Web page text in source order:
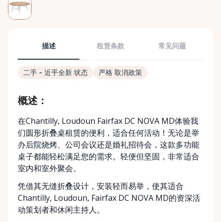
描述 租赁条款 常见问题
二手 - 近乎全新 状态 严格 取消政策
概述：
在Chantilly, Loudoun Fairfax DC NOVA MD体验我
们圆形折叠桌租赁的便利，适合任何活动！无论是举
办后院烧烤、公司会议还是婚礼招待会，这款多功能
桌子都能轻松满足您的需求。轻便但坚固，非常适合
室内和室外聚会。
凭借其无缝折叠设计，安装轻而易举，使其适合
Chantilly, Loudoun, Fairfax DC NOVA MD的资深活
动策划者和休闲主持人。